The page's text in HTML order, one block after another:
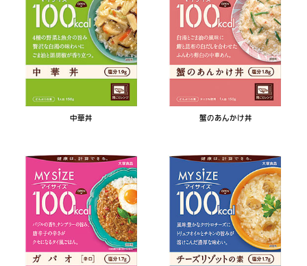
中華丼 蟹のあんかけ丼